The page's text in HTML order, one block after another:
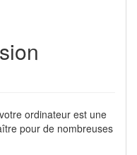
ordinateur est une
pour de nombreuses